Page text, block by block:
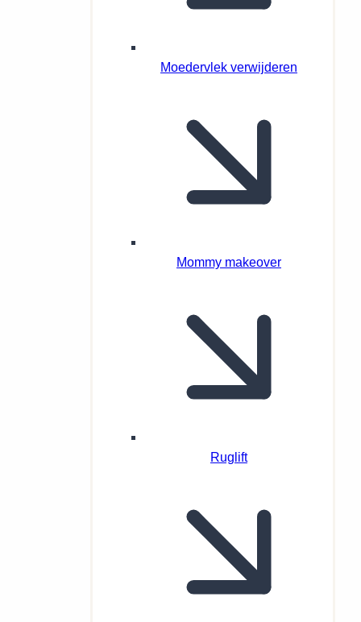
Moedervlek verwijderen
Mommy makeover
Ruglift